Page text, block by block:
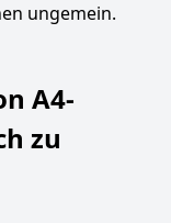
ungemein.
A4-
zu